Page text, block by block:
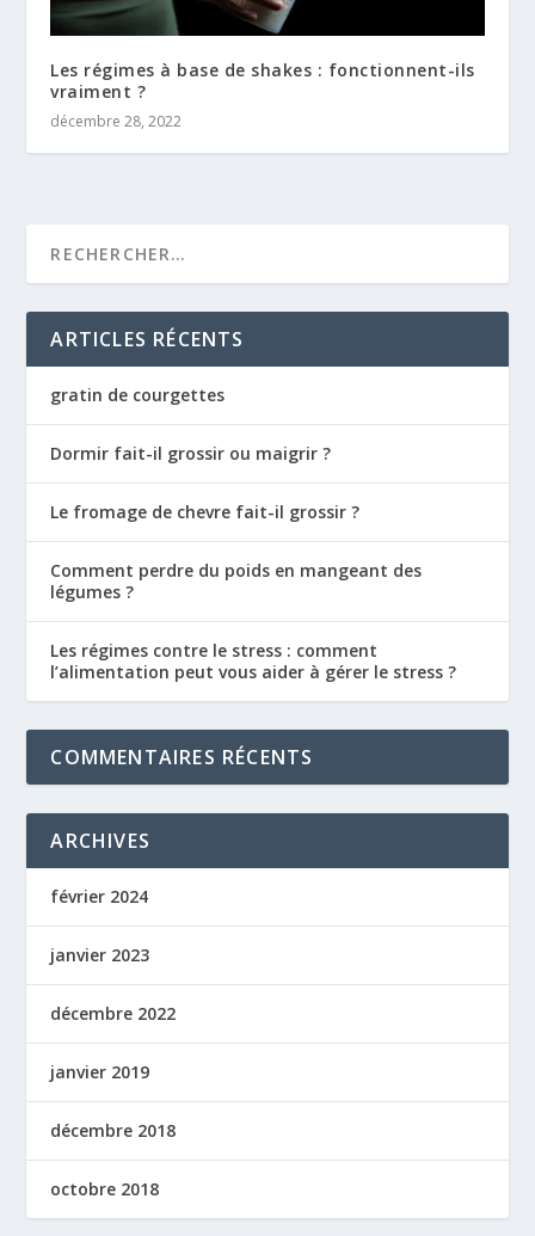
Les régimes à base de shakes : fonctionnent-ils
vraiment ?
décembre 28, 2022
ARTICLES RÉCENTS
gratin de courgettes
Dormir fait-il grossir ou maigrir ?
Le fromage de chevre fait-il grossir ?
Comment perdre du poids en mangeant des
légumes ?
Les régimes contre le stress : comment
l’alimentation peut vous aider à gérer le stress ?
COMMENTAIRES RÉCENTS
ARCHIVES
février 2024
janvier 2023
décembre 2022
janvier 2019
décembre 2018
octobre 2018